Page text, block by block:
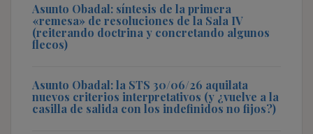
Asunto Obadal: síntesis de la primera
«remesa» de resoluciones de la Sala IV
(reiterando doctrina y concretando algunos
flecos)
Asunto Obadal: la STS 30/06/26 aquilata
nuevos criterios interpretativos (y ¿vuelve a la
casilla de salida con los indefinidos no fijos?)